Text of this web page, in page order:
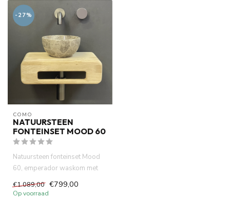
-27%
COMO
NATUURSTEEN
FONTEINSET MOOD 60
Natuursteen fonteinset Mood
60, emperador waskom met
eiken hout plank . Incl. gu...
€1.089,00 €799,00
Op voorraad